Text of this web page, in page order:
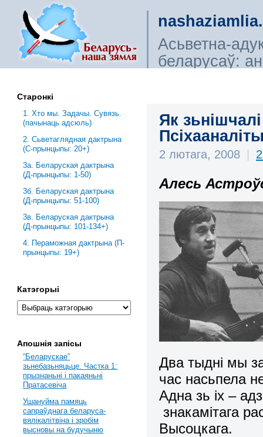
Асьветна-
беларусаў:
Як
2 лютага, 2008 |
Алесь
Два тыдні мы
час насьпела
Адна зь іх –
знакамітага
Высоцкага.
Старонкі
1. Хто мы. Задачы. Сувязь.
(пачынаць адсюль)
2. Сьветаглядная дактрына
(С-прынцыпы: 20+)
3a. Беларуская дактрына
(Д-прынцыпы: 1-50)
3б. Беларуская дактрына
(Д-прынцыпы: 51-100)
3в. Беларуская дактрына
(Д-прынцыпы: 101-134+)
4. Пераможная дактрына (П-
прынцыпы: 19+)
Катэгорыі
Апошнія запісы
“Беларускае”
зьнебазьняцьце. Частка 1:
прызнаньні і пакаяньні
Пратасевіча
Ушануйма памяць
сапраўднага беларуса-
вялікалітвіна і зробім
высновы на будучыню